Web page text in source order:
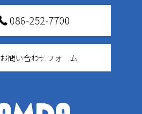
086-252-7700
お問い合わせフォーム